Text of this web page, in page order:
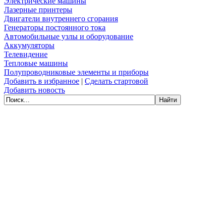
Лазерные принтеры
Двигатели внутреннего сгорания
Генераторы постоянного тока
Автомобильные узлы и оборудование
Аккумуляторы
Телевидение
Тепловые машины
Полупроводниковые элементы и приборы
Добавить в избранное | Сделать стартовой
Добавить новость